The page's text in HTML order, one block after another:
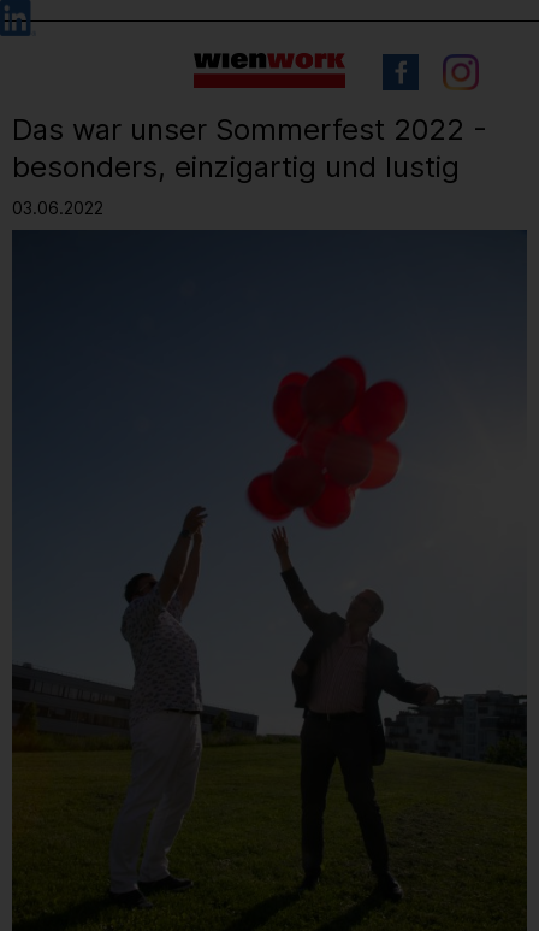
Barrierefreie
Bedienung
Sprachauswahl
Das war unser Sommerfest 2022 -
besonders, einzigartig und lustig
03.06.2022